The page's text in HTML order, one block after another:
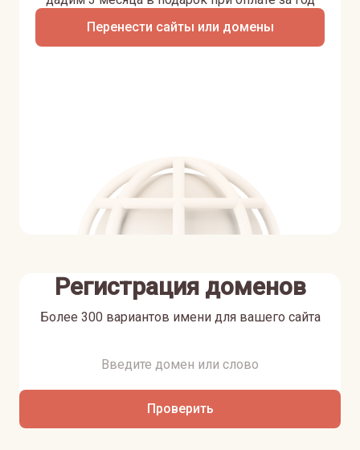
Перенести сайты или домены
Регистрация доменов
Более 300 вариантов имени для вашего сайта
Проверить